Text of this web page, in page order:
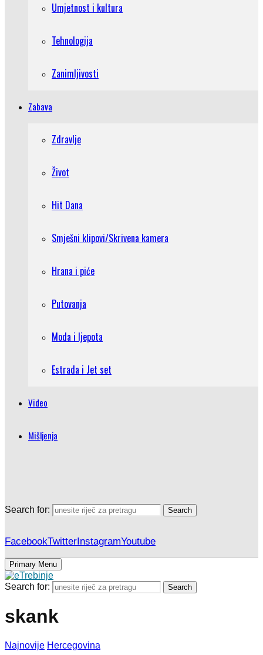
Umjetnost i kultura
Tehnologija
Zanimljivosti
Zabava
Zdravlje
Život
Hit Dana
Smješni klipovi/Skrivena kamera
Hrana i piće
Putovanja
Moda i ljepota
Estrada i Jet set
Video
Mišljenja
Search for: Search
FacebookTwitterInstagramYoutube
Primary Menu
Search for: Search
skank
Najnovije Hercegovina